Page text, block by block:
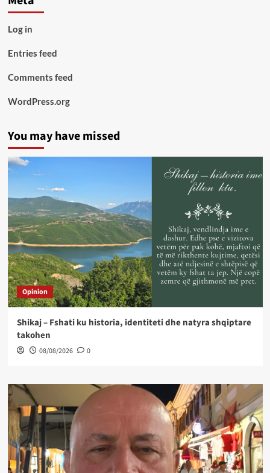
Log in
Entries feed
Comments feed
WordPress.org
You may have missed
Opinion
Shikaj – Fshati ku historia, identiteti dhe natyra shqiptare
takohen
08/08/2026 0